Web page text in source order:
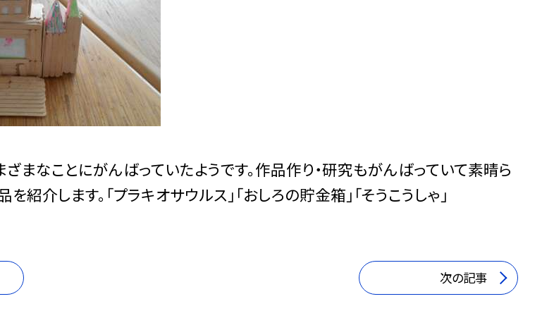
まなことにがんばっていたようです。作品作り・研究もがんばっていて素晴ら
を紹介します。「プラキオサウルス」「おしろの貯金箱」「そうこうしゃ」
次の記事